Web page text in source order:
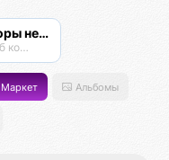
Координаторы нексусов
Закрытый клуб координаторов
Маркет Альбомы